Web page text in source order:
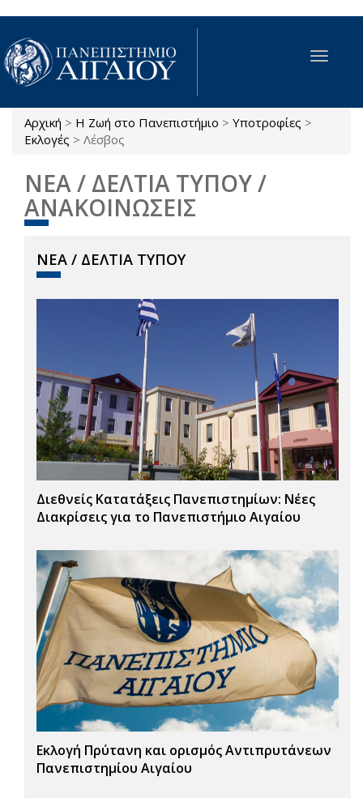
Παράκαμψη προς το κυρίως περιεχόμενο
Toggle
Είστε εδώ
Αρχική > Η Ζωή στο Πανεπιστήμιο > Υποτροφίες >
Εκλογές > Λέσβος
ΝΕΑ / ΔΕΛΤΙΑ ΤΥΠΟΥ /
ΑΝΑΚΟΙΝΩΣΕΙΣ
ΝΕΑ / ΔΕΛΤΙΑ ΤΥΠΟΥ
Διεθνείς Κατατάξεις Πανεπιστημίων: Νέες
Διακρίσεις για το Πανεπιστήμιο Αιγαίου
Εκλογή Πρύτανη και ορισμός Αντιπρυτάνεων
Πανεπιστημίου Αιγαίου